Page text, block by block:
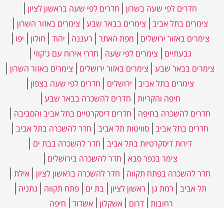
חדרים לפי שעה בשרון
חדרים לפי שעה בראשון לציון
צימרים בתל אביב
צימרים בבאר שבע
צימרים באזור השרון
צימרים באזור ירושלים
מפת האתר רעננה יהוד חולון
יפו
גבעתיים
צימרים לפי שעה
חדרי אירוח עם ג'קוזי
צימרים בבאר שבע
צימרים באזור ירושלים
צימרים באזור השרון
צימרים בתל אביב
ירושלים
חדרים לפי שעה בצפון
חיפה והקריות
חדרים להשכרה בבאר שבע
חדרים להשכרה בחיפה
חדרים דיסקרטיים בתל אביב והסביבה
חדרים בתל אביב סוויטות תל אביב
חדר להשכרה בתל אביב
דירות דיסקרטיות בתל אביב
חדר להשכרה בבת ים
צימר בכפר סבא
חדר להשכרה בירושלים
חדר להשכרה בפתח תקווה
חדר להשכרה בראשון לציון אילת
תל אביב
רמת גן ראשון לציון בת ים פתח תקווה
נתניה
רחובות
דרום אשקלון אשדוד חיפה